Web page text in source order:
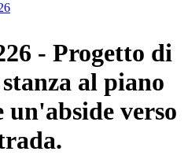
- Progetto di
al piano
un'abside verso